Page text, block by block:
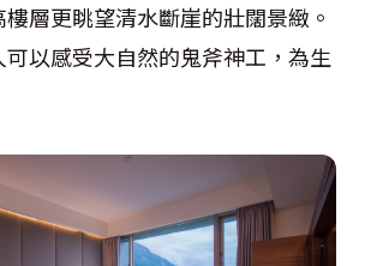
層更眺望清水斷崖的壯闊景緻。
以感受大自然的鬼斧神工，為生